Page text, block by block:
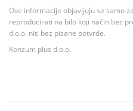
Ove informacije objavljuju se samo
reproducirati na bilo koji način bez
d.o.o. niti bez pisane potvrde.
Konzum plus d.o.o.